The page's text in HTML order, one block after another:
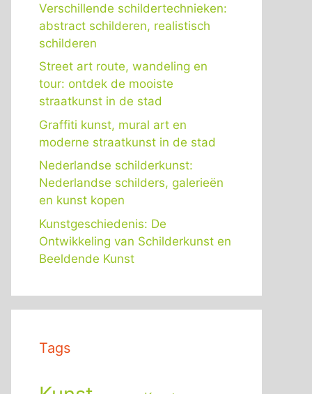
Verschillende schildertechnieken:
abstract schilderen, realistisch
schilderen
Street art route, wandeling en
tour: ontdek de mooiste
straatkunst in de stad
Graffiti kunst, mural art en
moderne straatkunst in de stad
Nederlandse schilderkunst:
Nederlandse schilders, galerieën
en kunst kopen
Kunstgeschiedenis: De
Ontwikkeling van Schilderkunst en
Beeldende Kunst
Tags